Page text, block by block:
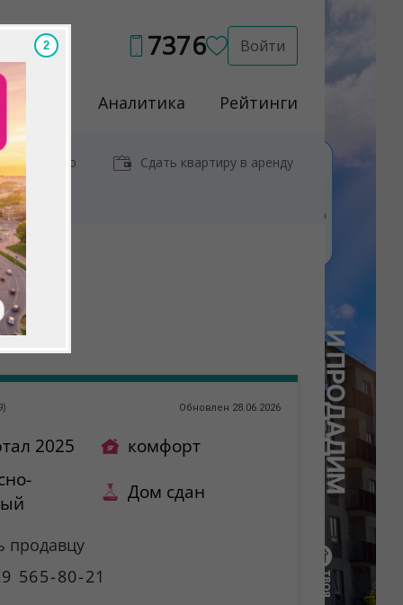
7376 Войти
Аналитика Рейтинги
у метро Сдать квартиру в аренду
) Обновлен 28.06.2026
2025
комфорт
Дом сдан
продавцу
565-80-21